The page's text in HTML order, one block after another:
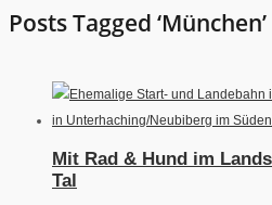
Posts Tagged ‘München’
Mit Rad & Hund im
Tal